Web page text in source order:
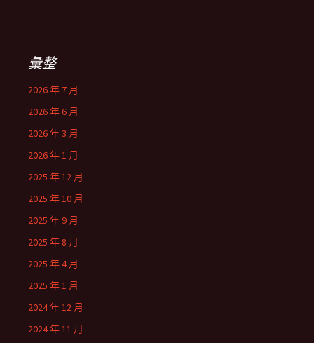
彙整
2026 年 7 月
2026 年 6 月
2026 年 3 月
2026 年 1 月
2025 年 12 月
2025 年 10 月
2025 年 9 月
2025 年 8 月
2025 年 4 月
2025 年 1 月
2024 年 12 月
2024 年 11 月